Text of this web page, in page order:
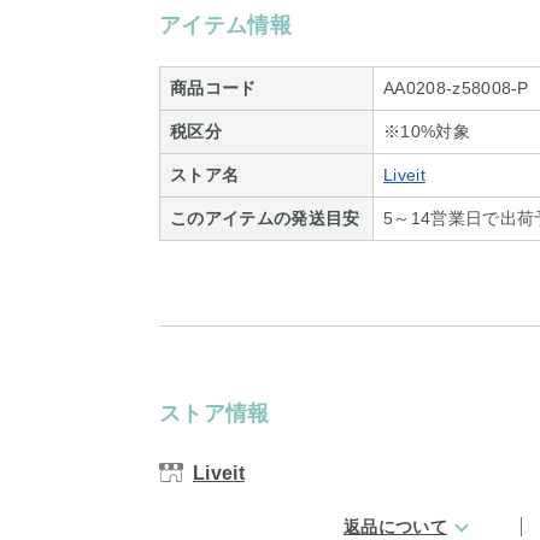
アイテム情報
商品コード AA0208-z58008-P
税区分 ※10%対象
ストア名 Liveit
このアイテムの発送目安 5～14営業日で出荷
ストア情報
Liveit
返品について